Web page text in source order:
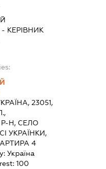
- КЕРІВНИК
23051,
Н, СЕЛО
УКРАЇНКИ,
4
Україна
100